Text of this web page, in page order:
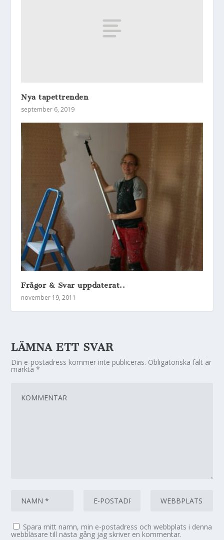
Nya tapettrenden
september 6, 2019
Frågor & Svar uppdaterat..
november 19, 2011
LÄMNA ETT SVAR
Din e-postadress kommer inte publiceras. Obligatoriska fält är
märkta*
Spara mitt namn, min e-postadress och webbplats i denna
webbläsare till nästa gång jag skriver en kommentar.